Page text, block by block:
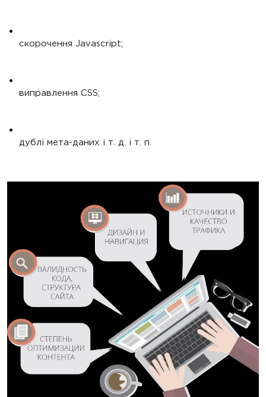
скорочення Javascript;
виправлення CSS;
дублі мета-даних і т. д. і т. п.